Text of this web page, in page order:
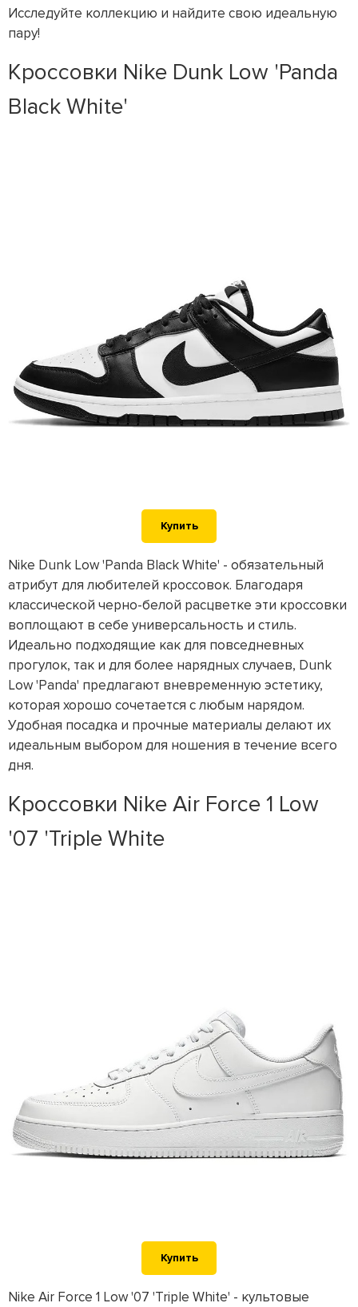
Исследуйте коллекцию и найдите свою идеальную
пару!
Кроссовки Nike Dunk Low 'Panda
Black White'
Купить
Nike Dunk Low 'Panda Black White' - обязательный
атрибут для любителей кроссовок. Благодаря
классической черно-белой расцветке эти кроссовки
воплощают в себе универсальность и стиль.
Идеально подходящие как для повседневных
прогулок, так и для более нарядных случаев, Dunk
Low 'Panda' предлагают вневременную эстетику,
которая хорошо сочетается с любым нарядом.
Удобная посадка и прочные материалы делают их
идеальным выбором для ношения в течение всего
дня.
Кроссовки Nike Air Force 1 Low
'07 'Triple White
Купить
Nike Air Force 1 Low '07 'Triple White' - культовые